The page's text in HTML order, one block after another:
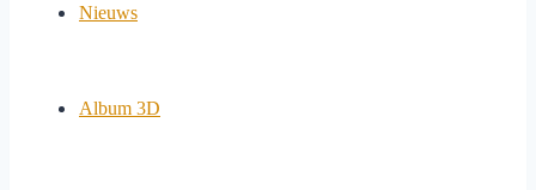
Nieuws
Album 3D